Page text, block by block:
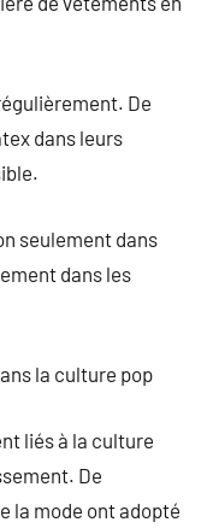
De
dans leurs
seulement dans
dans les
la culture pop
liés à la culture
De
la mode ont adopté